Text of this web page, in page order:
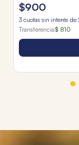
$900
3 cuotas sin interés de
Transferencia$ 810